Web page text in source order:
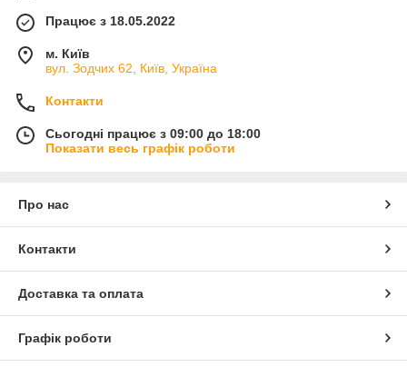
Працює з 18.05.2022
м. Київ
вул. Зодчих 62, Київ, Україна
Контакти
Сьогодні працює з 09:00 до 18:00
Показати весь графік роботи
Про нас
Контакти
Доставка та оплата
Графік роботи